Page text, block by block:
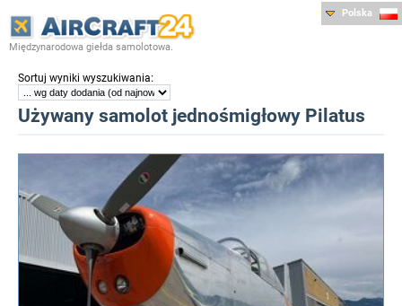
Międzynarodowa giełda samolotowa.
Polska
Sortuj wyniki wyszukiwania:
Używany samolot jednośmigłowy Pilatus